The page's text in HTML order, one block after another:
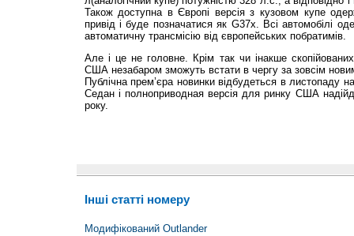
Також доступна в Європі версія з кузовом купе
привід і буде позначатися як G37x. Всі автомобілі
автоматичну трансмісію від європейських побратимів.
Але і це не головне. Крім так чи інакше
США незабаром зможуть встати в чергу за зовсім
Публічна прем’єра новинки відбудеться в листопаду
Седан і полноприводная версія для ринку США
року.
Інші статті номеру
Модифікований Outlander